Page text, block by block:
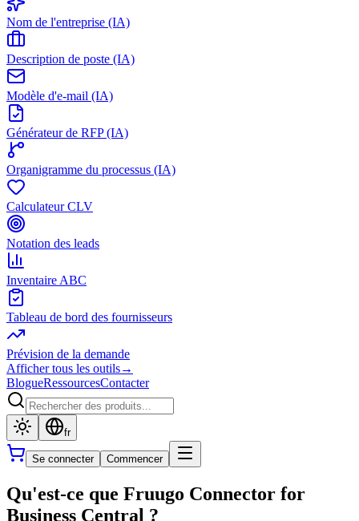
Nom de l'entreprise (IA)
Description de poste (IA)
Modèle d'e-mail (IA)
Générateur de RFP (IA)
Organigramme du processus (IA)
Calculateur CLV
Notation des leads
Inventaire ABC
Tableau de bord des fournisseurs
Prévision de la demande
Afficher tous les outils→
BlogueRessourcesContacter
fr
Se connecter Commencer
Qu'est-ce que Fruugo Connector for
Business Central ?